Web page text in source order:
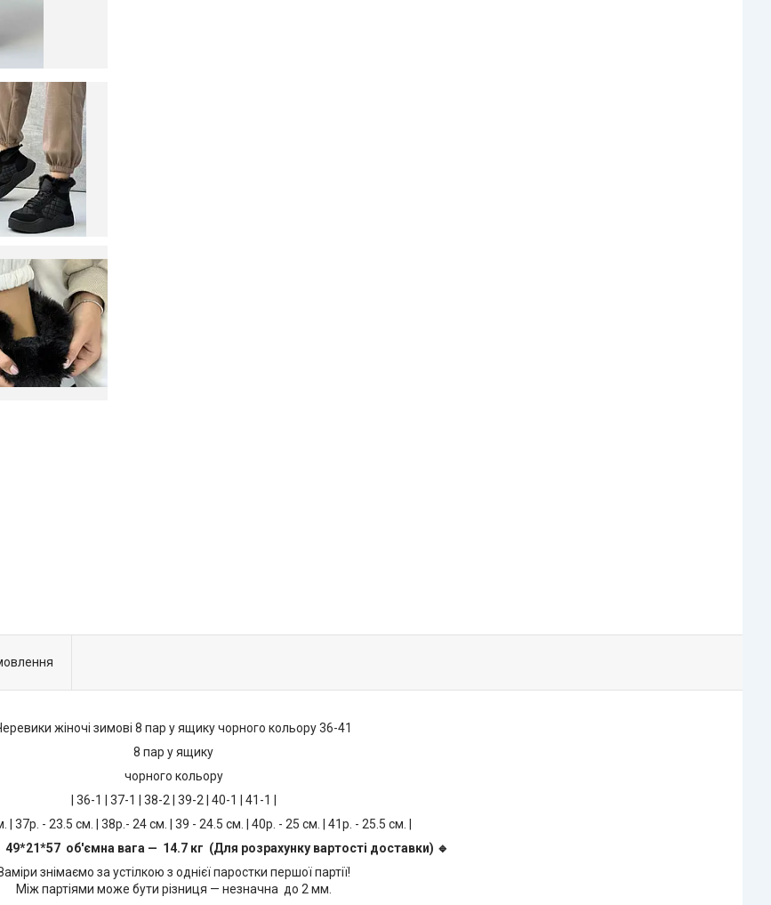
жіночі зимові 8 пар у ящику чорного кольору 36-41
8 пар у ящику
чорного кольору
| 36-1 | 37-1 | 38-2 | 39-2 | 40-1 | 41-1 |
| 37р. - 23.5 см. | 38р.- 24 см. | 39 - 24.5 см. | 40р. - 25 см. | 41р. - 25.5 см. |
об'ємна вага — 14.7 кг (Для розрахунку вартості доставки) 🔹
знімаємо за устілкою з однієї паростки першої партії!
Між партіями може бути різниця — незначна до 2 мм.